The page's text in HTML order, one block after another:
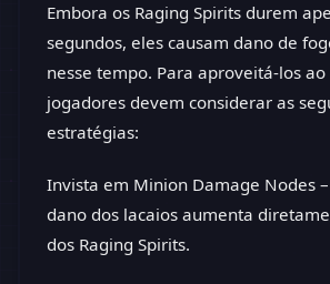
Embora os Raging Spirits durem
segundos, eles causam dano de
nesse tempo. Para aproveitá-los
jogadores devem considerar as
estratégias:
Invista em Minion Damage Nodes
dano dos lacaios aumenta
dos Raging Spirits.